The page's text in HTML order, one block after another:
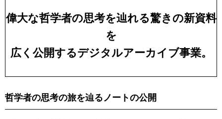
偉大な哲学者の思考を辿れる驚きの新資料
を
広く公開するデジタルアーカイブ事業。
哲学者の思考の旅を辿るノートの公開